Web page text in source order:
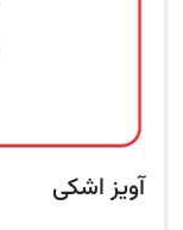
آویز اشکی